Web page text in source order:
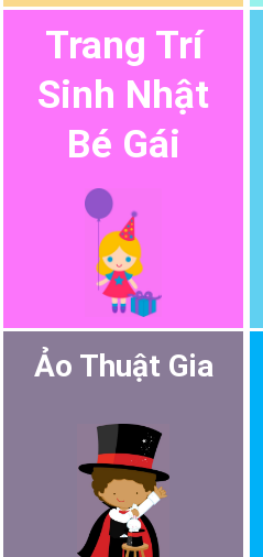
Trang Trí
Sinh Nhật
Bé Gái
Ảo Thuật Gia